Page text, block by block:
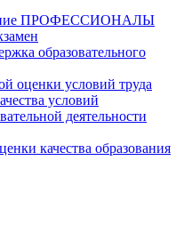
ПРОФЕССИОНАЛЫ
образовательного
оценки условий труда
условий
деятельности
качества образования